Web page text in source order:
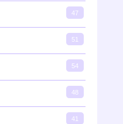
47
51
54
48
41